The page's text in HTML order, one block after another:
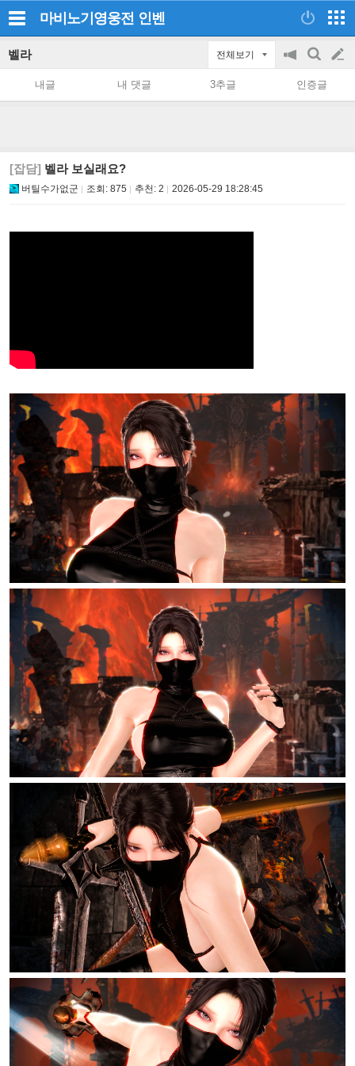
마비노기영웅전 인벤
벨라 전체보기
공
on/off
검
색
글
쓰
내글 내 댓글 3추글 인증글
[잡담] 벨라 보실래요?
버틸수가없군 조회: 875 추천: 2 2026-05-29 18:28:45